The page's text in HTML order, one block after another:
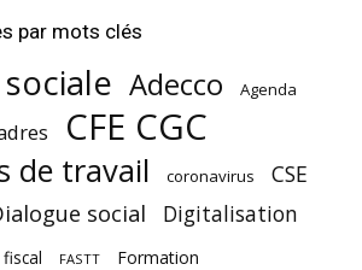
par mots clés
Adecco Agenda
CFE CGC
de travail coronavirus CSE
social Digitalisation
FASTT Formation